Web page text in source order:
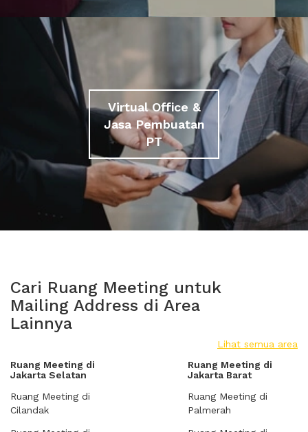
Virtual Office &
Jasa Pembuatan
PT
Cari Ruang Meeting untuk
Mailing Address di Area
Lainnya
Lihat semua area
Ruang Meeting di
Jakarta Selatan
Ruang Meeting di
Cilandak
Ruang Meeting di
Jakarta Barat
Ruang Meeting di
Palmerah